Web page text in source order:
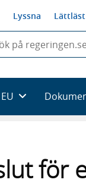
Lyssna Lättläst
för